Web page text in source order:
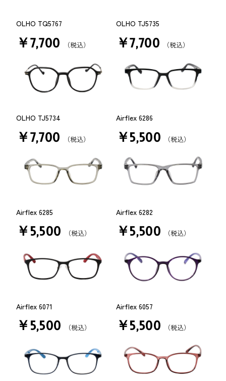
OLHO TQ5767
￥7,700 （税込）
OLHO TJ5735
￥7,700 （税込）
OLHO TJ5734
￥7,700 （税込）
Airflex 6286
￥5,500 （税込）
Airflex 6285
￥5,500 （税込）
Airflex 6282
￥5,500 （税込）
Airflex 6071
￥5,500 （税込）
Airflex 6057
￥5,500 （税込）